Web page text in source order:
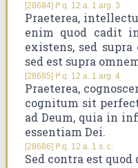
[28684] Iª q. 12 a. 1 arg. 3
Praeterea,
enim quod cadit
existens, sed
sed est supra
[28685] Iª q. 12 a. 1 arg. 4
Praeterea,
cognitum sit
ad Deum, quia in
essentiam Dei.
[28686] Iª q. 12 a. 1 s. c.
Sed contra est